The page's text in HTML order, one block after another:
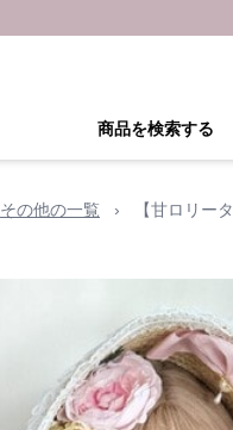
商品を検索する
その他の一覧 › 【甘ロリー